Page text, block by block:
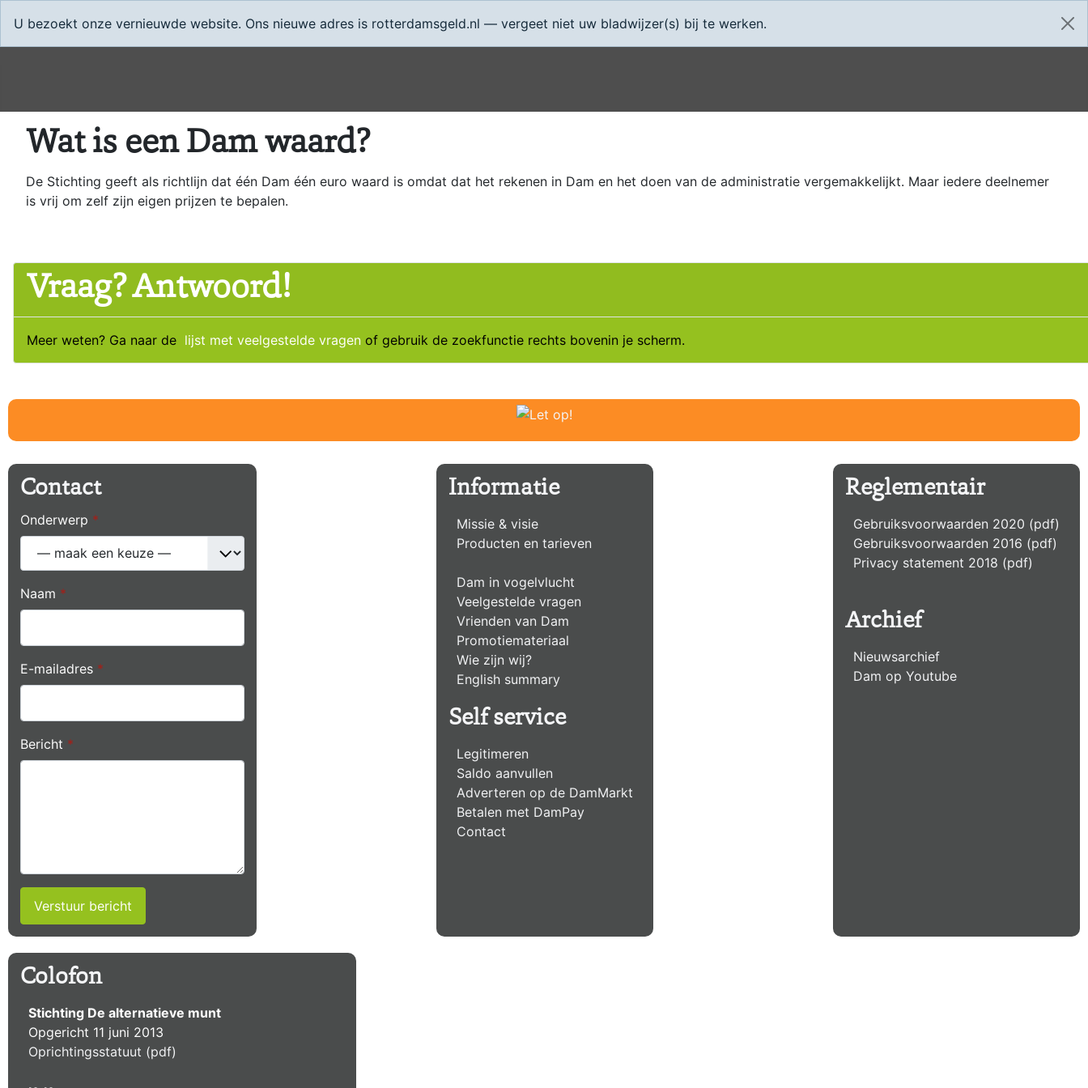
U bezoekt onze vernieuwde website. Ons nieuwe adres is rotterdamsgeld.nl — vergeet niet uw bladwijzer(s) bij te werken. App
Vraag? Antwoord!
Meer weten? Ga naar de lijst met veelgestelde vragen of gebruik de zoekfunctie rechts bovenin je scherm.
Wat is een Dam waard?
De Stichting geeft als richtlijn dat één Dam één euro waard is omdat dat het rekenen in Dam en het doen van de administratie vergemakkelijkt. Maar iedere deelnemer
is vrij om zelf zijn eigen prijzen te bepalen.
Contact
Onderwerp *
Naam *
E-mailadres *
Bericht *
Verstuur bericht
Informatie
Missie & visie
Producten en tarieven
Dam in vogelvlucht
Veelgestelde vragen
Vrienden van Dam
Promotiemateriaal
Wie zijn wij?
English summary
Self service
Legitimeren
Saldo aanvullen
Adverteren op de DamMarkt
Betalen met DamPay
Contact
Reglementair
Gebruiksvoorwaarden 2020 (pdf)
Gebruiksvoorwaarden 2016 (pdf)
Privacy statement 2018 (pdf)
Archief
Nieuwsarchief
Dam op Youtube
Colofon
Stichting De alternatieve munt
Opgericht 11 juni 2013
Oprichtingsstatuut (pdf)